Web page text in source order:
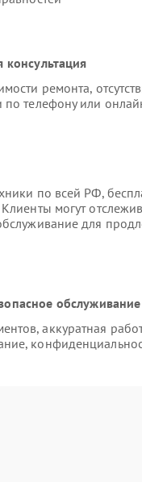
ремонта,
по телефону или
по всей РФ,
могут
для
аккуратная